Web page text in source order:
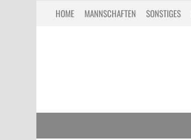
HOME MANNSCHAFTEN SONSTIGES